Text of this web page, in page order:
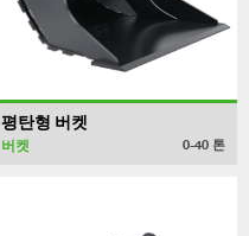
평탄형 버켓
버켓 0-40 톤